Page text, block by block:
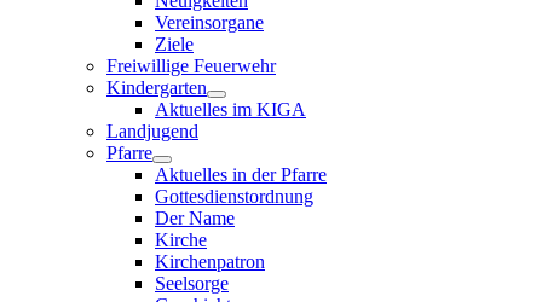
Vereinsorgane
Ziele
Freiwillige Feuerwehr
Kindergarten
Aktuelles im KIGA
Landjugend
Pfarre
Aktuelles in der Pfarre
Gottesdienstordnung
Der Name
Kirche
Kirchenpatron
Seelsorge